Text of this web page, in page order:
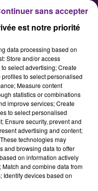
une
voitures, la
fait gagner
de la nouvelle
est notre priorité
data processing based on
Store and/or access
select advertising; Create
to select personalised
Measure content
statistics or combinations
improve services; Create
to select personalised
Ensure security, prevent and
advertising and content;
technologies may
and browsing data to offer
on information actively
and combine data from
Identify devices based on
sans accepter